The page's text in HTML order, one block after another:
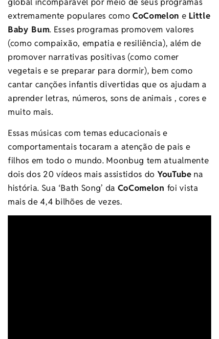
extremamente populares comoCoComelon e Little
Baby Bum. Esses programas promovem valores ​​
(como compaixão, empatia e resiliência), além de
promover narrativas positivas (como comer
vegetais e se preparar para dormir), bem como
cantar canções infantis divertidas que os ajudam a
aprender letras, números, sons de animais , cores e
muito mais.
Essas músicas com temas educacionais e
comportamentais tocaram a atenção de pais e
filhos em todo o mundo. Moonbug tem atualmente
dois dos 20 vídeos mais assistidos do YouTube na
história. Sua ‘Bath Song’ da CoComelon foi vista
mais de 4,4 bilhões de vezes.